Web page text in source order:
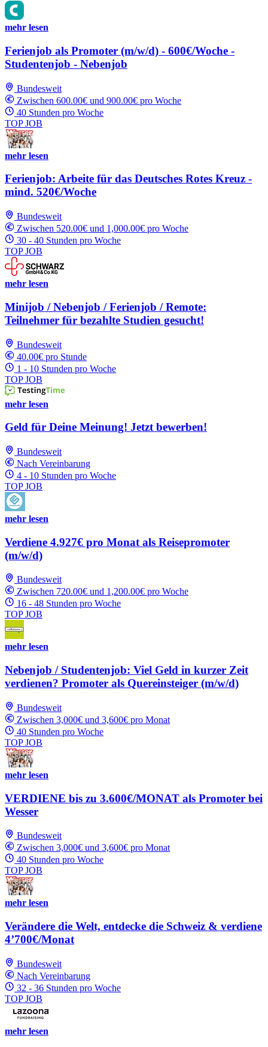
mehr lesen
Ferienjob als Promoter (m/w/d) - 600€/Woche -
Studentenjob - Nebenjob
Bundesweit
Zwischen 600.00€ und 900.00€ pro Woche
40 Stunden pro Woche
TOP JOB
mehr lesen
Ferienjob: Arbeite für das Deutsches Rotes Kreuz -
mind. 520€/Woche
Bundesweit
Zwischen 520.00€ und 1,000.00€ pro Woche
30 - 40 Stunden pro Woche
TOP JOB
mehr lesen
Minijob / Nebenjob / Ferienjob / Remote:
Teilnehmer für bezahlte Studien gesucht!
Bundesweit
40.00€ pro Stunde
1 - 10 Stunden pro Woche
TOP JOB
mehr lesen
Geld für Deine Meinung! Jetzt bewerben!
Bundesweit
Nach Vereinbarung
4 - 10 Stunden pro Woche
TOP JOB
mehr lesen
Verdiene 4.927€ pro Monat als Reisepromoter
(m/w/d)
Bundesweit
Zwischen 720.00€ und 1,200.00€ pro Woche
16 - 48 Stunden pro Woche
TOP JOB
mehr lesen
Nebenjob / Studentenjob: Viel Geld in kurzer Zeit
verdienen? Promoter als Quereinsteiger (m/w/d)
Bundesweit
Zwischen 3,000€ und 3,600€ pro Monat
40 Stunden pro Woche
TOP JOB
mehr lesen
VERDIENE bis zu 3.600€/MONAT als Promoter bei
Wesser
Bundesweit
Zwischen 3,000€ und 3,600€ pro Monat
40 Stunden pro Woche
TOP JOB
mehr lesen
Verändere die Welt, entdecke die Schweiz & verdiene
4’700€/Monat
Bundesweit
Nach Vereinbarung
32 - 36 Stunden pro Woche
TOP JOB
mehr lesen